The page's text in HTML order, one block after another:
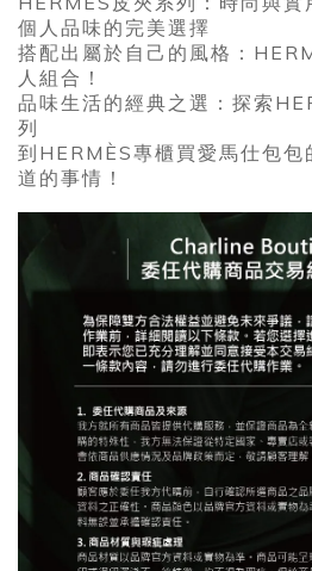
個人品味的完美選擇
搭配出屬於自己的風格：
人組合！
品味生活的經典之選：探索
列
到HERMÈS專櫃買愛馬仕包包
道的事情！